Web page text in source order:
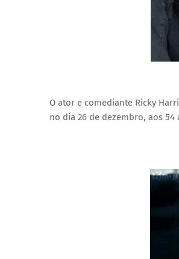
O ator e comediante Ricky
no dia 26 de dezembro, aos